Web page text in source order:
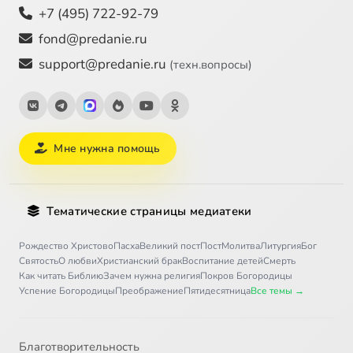
+7 (495) 722-92-79
fond@predanie.ru
support@predanie.ru (техн.вопросы)
Мне нужна помощь
Тематические страницы медиатеки
Рождество ХристовоПасхаВеликий постПостМолитваЛитургияБог
СвятостьО любвиХристианский бракВоспитание детейСмерть
Как читать БиблиюЗачем нужна религияПокров Богородицы
Успение БогородицыПреображениеПятидесятницаВсе темы →
Благотворительность